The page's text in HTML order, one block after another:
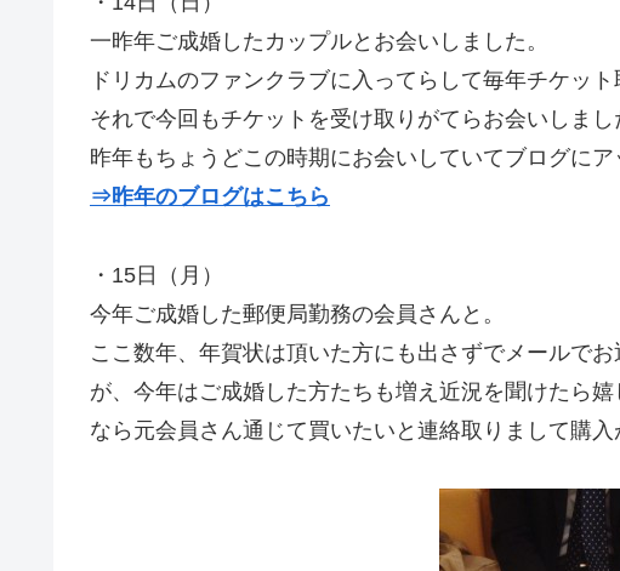
一昨年ご成婚したカップルとお会いしました。
ドリカムのファンクラブに入ってらして毎年チケッ
それで今回もチケットを受け取りがてらお会いしまし
昨年もちょうどこの時期にお会いしていてブログにア
⇒昨年のブログはこちら
・15日（月）
今年ご成婚した郵便局勤務の会員さんと。
ここ数年、年賀状は頂いた方にも出さずでメールで
が、今年はご成婚した方たちも増え近況を聞けたら
なら元会員さん通じて買いたいと連絡取りまして購入